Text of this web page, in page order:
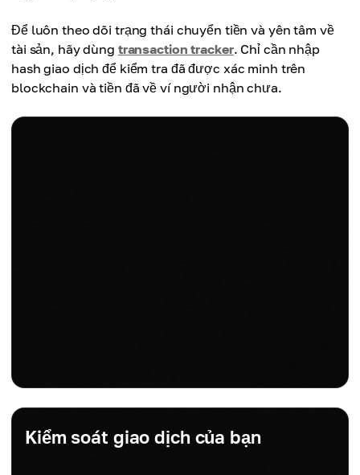
Để luôn theo dõi trạng thái chuyển tiền và yên tâm về
tài sản, hãy dùng transaction tracker. Chỉ cần nhập
hash giao dịch để kiểm tra đã được xác minh trên
blockchain và tiền đã về ví người nhận chưa.
Kiểm soát giao dịch của bạn